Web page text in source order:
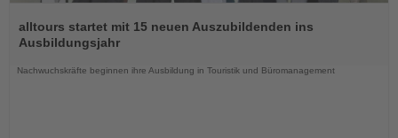
Sie
die
alltours startet mit 15 neuen Auszubildenden ins
Ausbildungsjahr
Nachwuchskräfte beginnen ihre Ausbildung in Touristik und Büromanagement